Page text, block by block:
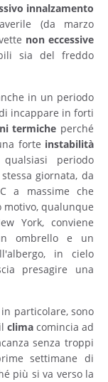
innalzamento
(da marzo
non eccessive
sia del freddo
in un periodo
incappare in forti
termiche perché
forte instabilità
periodo
giornata, da
a massime che
motivo, qualunque
York, conviene
ombrello e un
in cielo
presagire una
in particolare, sono
climacomincia ad
senza troppi
settimane di
più si va verso la